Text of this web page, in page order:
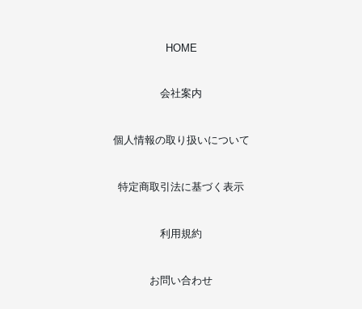
HOME
会社案内
個人情報の取り扱いについて
特定商取引法に基づく表示
利用規約
お問い合わせ